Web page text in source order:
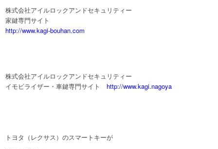
株式会社アイルロックアンドセキュリティー
家鍵専門サイト
http://www.kagi-bouhan.com
株式会社アイルロックアンドセキュリティー
イモビライザー・車鍵専門サイト http://www.kagi.nagoya
トヨタ（レクサス）のスマートキーが